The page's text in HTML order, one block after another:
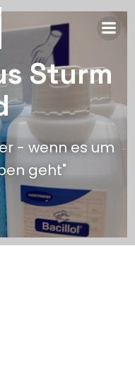
Sturm
- wenn es um
geht"